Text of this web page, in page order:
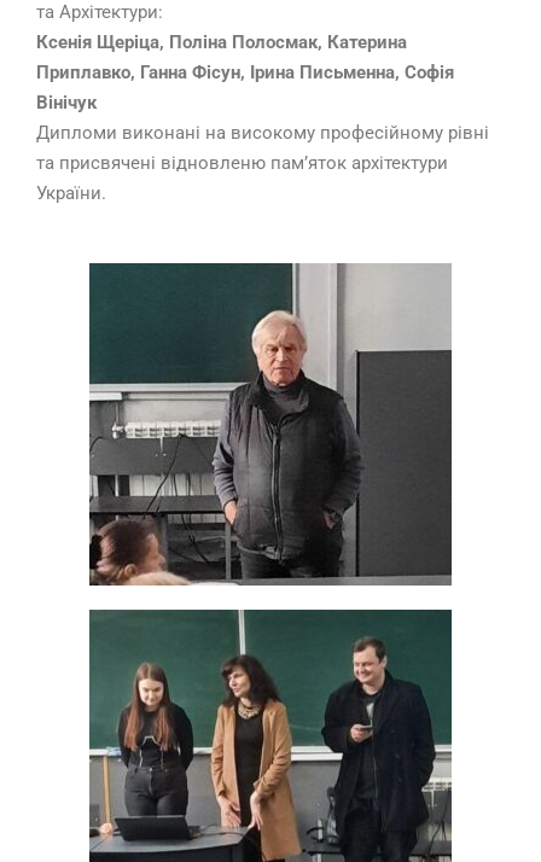
та Архітектури:
Ксенія Щеріца, Поліна Полосмак, Катерина
Приплавко, Ганна Фісун, Ірина Письменна, Софія
Вінічук
Дипломи виконані на високому професійному рівні
та присвячені відновленю пам’яток архітектури
України.